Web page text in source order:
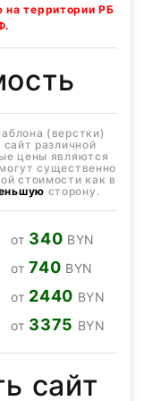
территории РБ
(верстки)
различной
цены являются
существенно
стоимости как в
сторону.
от 340 BYN
от740 BYN
от 2440 BYN
от 3375 BYN
сайт